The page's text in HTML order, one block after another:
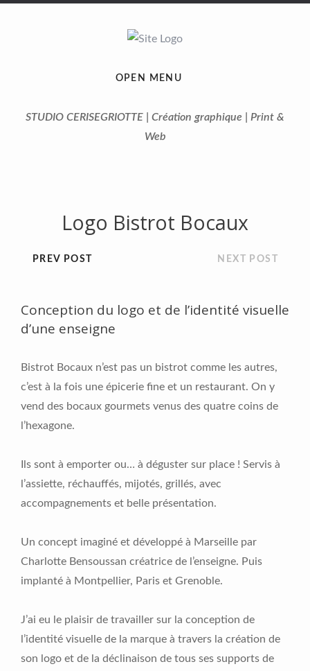
OPEN MENU
STUDIO CERISEGRIOTTE | Création graphique | Print &
Web
Logo Bistrot Bocaux
NEXT POST
PREV POST
Conception du logo et de l’identité visuelle
d’une enseigne
Bistrot Bocaux n’est pas un bistrot comme les autres,
c’est à la fois une épicerie fine et un restaurant. On y
vend des bocaux gourmets venus des quatre coins de
l’hexagone.
Ils sont à emporter ou… à déguster sur place ! Servis à
l’assiette, réchauffés, mijotés, grillés, avec
accompagnements et belle présentation.
Un concept imaginé et développé à Marseille par
Charlotte Bensoussan créatrice de l’enseigne. Puis
implanté à Montpellier, Paris et Grenoble.
J’ai eu le plaisir de travailler sur la conception de
l’identité visuelle de la marque à travers la création de
son logo et de la déclinaison de tous ses supports de